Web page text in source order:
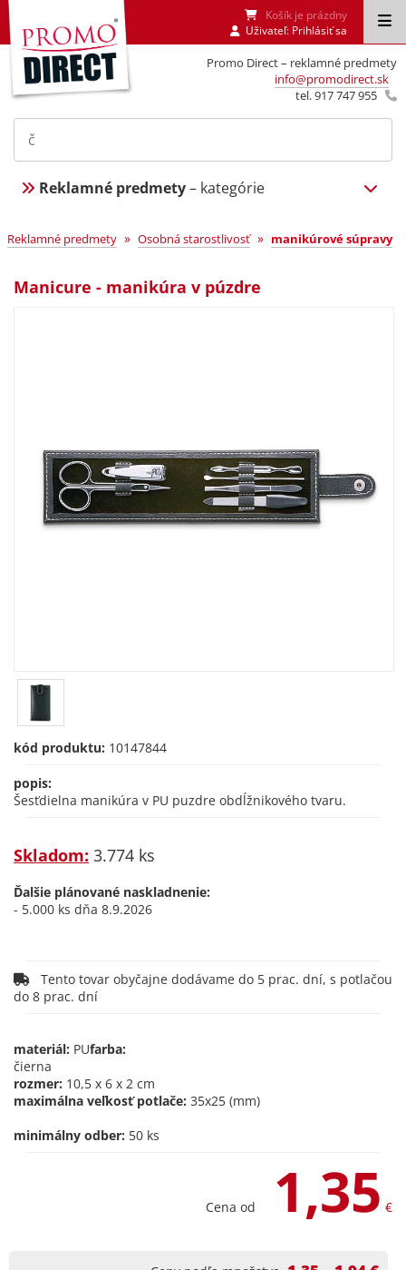
Promo Direct – reklamné predmety
info@promodirect.sk
tel. 917 747 955
Košík je prázdny
Uživateľ: Prihlásiť sa
Reklamné predmety– kategórie
Reklamné predmety » Osobná starostlivosť» manikúrové súpravy
Manicure - manikúra v púzdre
kód produktu: 10147844
popis:
Šesťdielna manikúra v PU puzdre obdĺžnikového tvaru.
Skladom: 3.774 ks
Ďalšie plánované naskladnenie:
- 5.000 ks dňa 8.9.2026
Tento tovar obyčajne dodávame do 5 prac. dní, s potlačou
do 8 prac. dní
materiál: PUfarba:
čierna
rozmer: 10,5 x 6 x 2 cm
maximálna veľkosť potlače: 35x25 (mm)
minimálny odber: 50 ks
Cena od 1,35 €